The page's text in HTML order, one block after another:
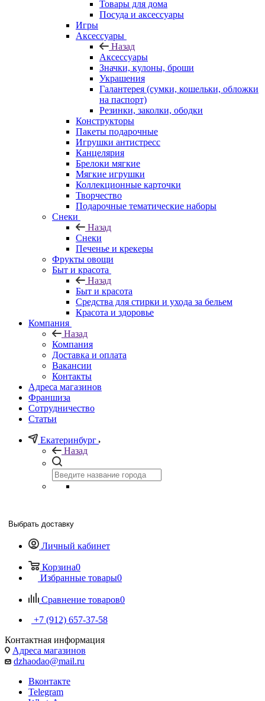
Товары для дома
Посуда и аксессуары
Игры
Аксессуары
Назад
Аксессуары
Значки, кулоны, броши
Украшения
Галантерея (сумки, кошельки, обложки
на паспорт)
Резинки, заколки, ободки
Конструкторы
Пакеты подарочные
Игрушки антистресс
Канцелярия
Брелоки мягкие
Мягкие игрушки
Коллекционные карточки
Творчество
Подарочные тематические наборы
Снеки
Назад
Снеки
Печенье и крекеры
Фрукты овощи
Быт и красота
Назад
Быт и красота
Средства для стирки и ухода за бельем
Красота и здоровье
Компания
Назад
Компания
Доставка и оплата
Вакансии
Контакты
Адреса магазинов
Франшиза
Сотрудничество
Статьи
Екатеринбург
Назад
Выбрать доставку
Личный кабинет
Корзина0
Избранные товары0
Сравнение товаров0
+7 (912) 657-37-58
Контактная информация
Адреса магазинов
dzhaodao@mail.ru
Вконтакте
Telegram